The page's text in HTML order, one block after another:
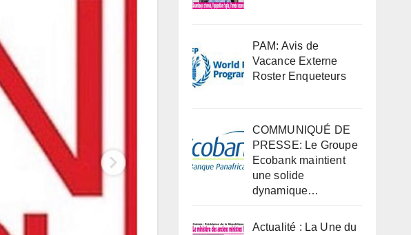
PAM: Avis de
Vacance Externe
Roster Enqueteurs
COMMUNIQUÉ DE
PRESSE: Le Groupe
Ecobank maintient
une solide
dynamique…
Actualité : La Une du